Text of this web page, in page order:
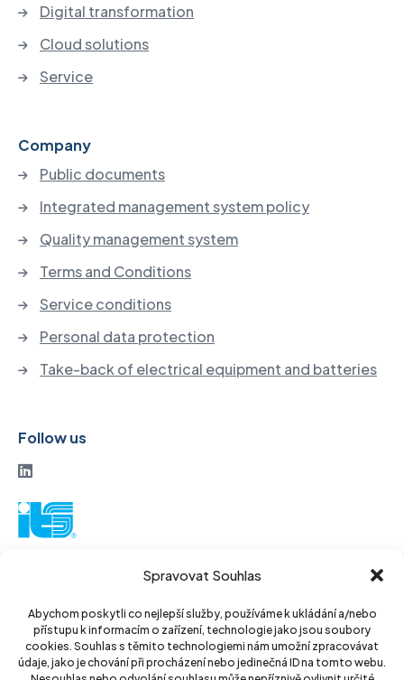
Spravovat Souhlas
Abychom poskytli co nejlepší služby, používáme k ukládání a/nebo
přístupu k informacím o zařízení, technologie jako jsou soubory
cookies. Souhlas s těmito technologiemi nám umožní zpracovávat
údaje, jako je chování při procházení nebo jedinečná ID na tomto webu.
Digital transformation
Cloud solutions
Service
Company
Public documents
Integrated management system policy
Quality management system
Terms and Conditions
Service conditions
Personal data protection
Take-back of electrical equipment and batteries
Follow us
130 52 Prague3
Czech Republic